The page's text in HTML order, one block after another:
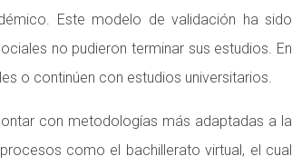
Este modelo de validación ha sido
no pudieron terminar sus estudios. En
o continúen con estudios universitarios.
con metodologías más adaptadas a la
como el bachillerato virtual, el cual